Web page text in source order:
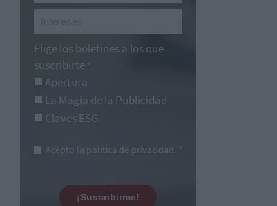
Elige los boletines a los que
suscribirte *
Apertura
La Magia de la Publicidad
Claves ESG
Acepto la política de privacidad. *
¡Suscribirme!